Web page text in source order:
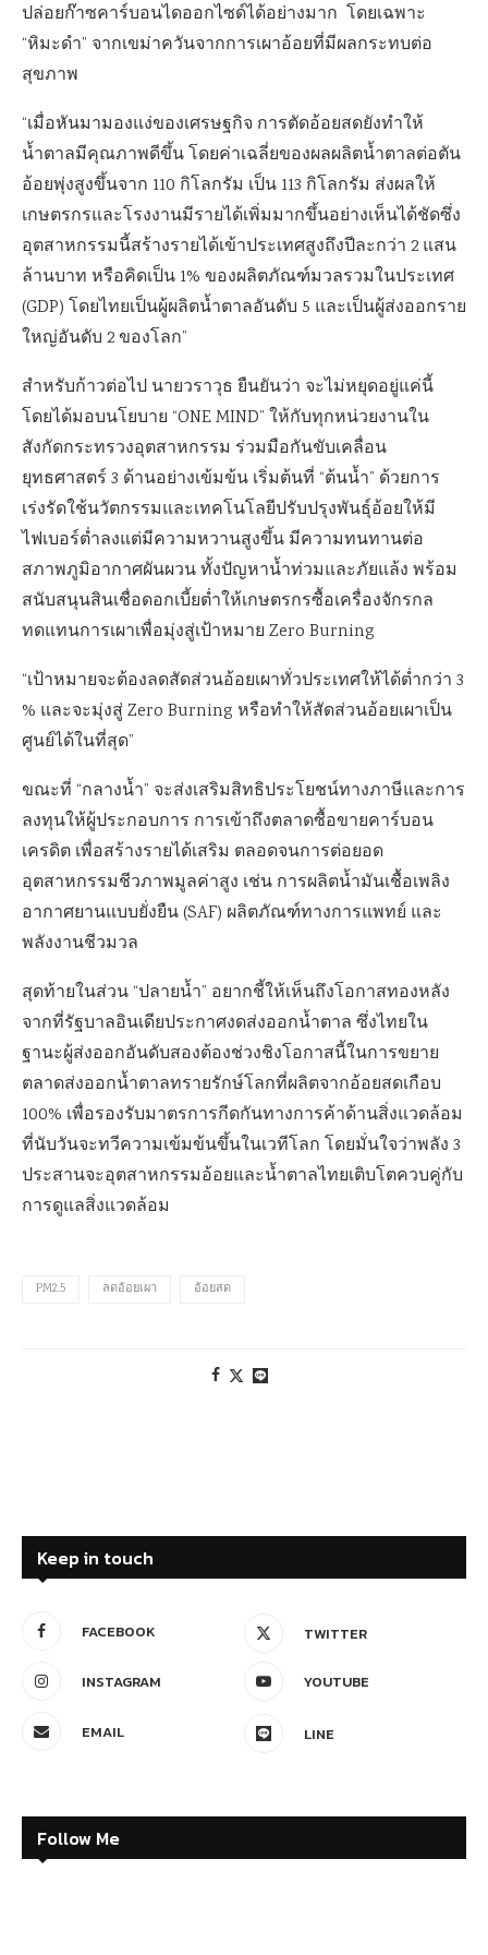
ปล่อยก๊าซคาร์บอนไดออกไซด์ได้อย่างมาก โดยเฉพาะ
“หิมะดำ” จากเขม่าควันจากการเผาอ้อยที่มีผลกระทบต่อ
สุขภาพ
“เมื่อหันมามองแง่ของเศรษฐกิจ การตัดอ้อยสดยังทำให้
น้ำตาลมีคุณภาพดีขึ้น โดยค่าเฉลี่ยของผลผลิตน้ำตาลต่อตัน
อ้อยพุ่งสูงขึ้นจาก 110 กิโลกรัม เป็น 113 กิโลกรัม ส่งผลให้
เกษตรกรและโรงงานมีรายได้เพิ่มมากขึ้นอย่างเห็นได้ชัดซึ่ง
อุตสาหกรรมนี้สร้างรายได้เข้าประเทศสูงถึงปีละกว่า 2 แสน
ล้านบาท หรือคิดเป็น 1% ของผลิตภัณฑ์มวลรวมในประเทศ
(GDP) โดยไทยเป็นผู้ผลิตน้ำตาลอันดับ 5 และเป็นผู้ส่งออกราย
ใหญ่อันดับ 2 ของโลก”
สำหรับก้าวต่อไป นายวราวุธ ยืนยันว่า จะไม่หยุดอยู่แค่นี้
โดยได้มอบนโยบาย “ONE MIND” ให้กับทุกหน่วยงานใน
สังกัดกระทรวงอุตสาหกรรม ร่วมมือกันขับเคลื่อน
ยุทธศาสตร์ 3 ด้านอย่างเข้มข้น เริ่มต้นที่ “ต้นน้ำ” ด้วยการ
เร่งรัดใช้นวัตกรรมและเทคโนโลยีปรับปรุงพันธุ์อ้อยให้มี
ไฟเบอร์ต่ำลงแต่มีความหวานสูงขึ้น มีความทนทานต่อ
สภาพภูมิอากาศผันผวน ทั้งปัญหาน้ำท่วมและภัยแล้ง พร้อม
สนับสนุนสินเชื่อดอกเบี้ยต่ำให้เกษตรกรซื้อเครื่องจักรกล
ทดแทนการเผาเพื่อมุ่งสู่เป้าหมาย Zero Burning
“เป้าหมายจะต้องลดสัดส่วนอ้อยเผาทั่วประเทศให้ได้ต่ำกว่า 3
% และจะมุ่งสู่ Zero Burning หรือทำให้สัดส่วนอ้อยเผาเป็น
ศูนย์ได้ในที่สุด”
ขณะที่ “กลางน้ำ” จะส่งเสริมสิทธิประโยชน์ทางภาษีและการ
ลงทุนให้ผู้ประกอบการ การเข้าถึงตลาดซื้อขายคาร์บอน
เครดิต เพื่อสร้างรายได้เสริม ตลอดจนการต่อยอด
อุตสาหกรรมชีวภาพมูลค่าสูง เช่น การผลิตน้ำมันเชื้อเพลิง
อากาศยานแบบยั่งยืน (SAF) ผลิตภัณฑ์ทางการแพทย์ และ
พลังงานชีวมวล
สุดท้ายในส่วน “ปลายน้ำ” อยากชี้ให้เห็นถึงโอกาสทองหลัง
จากที่รัฐบาลอินเดียประกาศงดส่งออกน้ำตาล ซึ่งไทยใน
ฐานะผู้ส่งออกอันดับสองต้องช่วงชิงโอกาสนี้ในการขยาย
ตลาดส่งออกน้ำตาลทรายรักษ์โลกที่ผลิตจากอ้อยสดเกือบ
100% เพื่อรองรับมาตรการกีดกันทางการค้าด้านสิ่งแวดล้อม
ที่นับวันจะทวีความเข้มข้นขึ้นในเวทีโลก โดยมั่นใจว่าพลัง 3
ประสานจะอุตสาหกรรมอ้อยและน้ำตาลไทยเติบโตควบคู่กับ
การดูแลสิ่งแวดล้อม
PM2.5 ลดอ้อยเผา อ้อยสด
Keep in touch
FACEBOOK TWITTER
INSTAGRAM YOUTUBE
EMAIL LINE
Follow Me